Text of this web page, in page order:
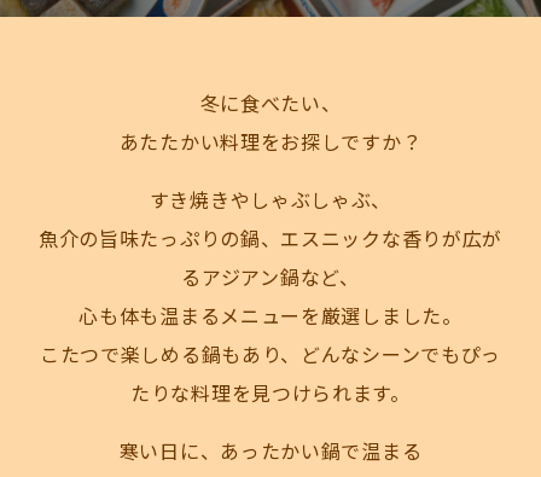
冬に食べたい、
あたたかい料理をお探しですか？
すき焼きやしゃぶしゃぶ、
魚介の旨味たっぷりの鍋、エスニックな香りが広が
るアジアン鍋など、
心も体も温まるメニューを厳選しました。
こたつで楽しめる鍋もあり、どんなシーンでもぴっ
たりな料理を見つけられます。
寒い日に、あったかい鍋で温まる